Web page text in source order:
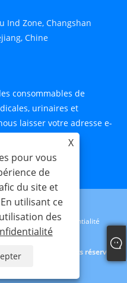
Ind Zone, Changshan
Chine
consommables de
urinaires et
laisser votre adresse e-
les 24 heures.
politique de confidentialité
Co., Ltd. Tous droits réservés.
X
pour vous
de
du site et
utilisant ce
des